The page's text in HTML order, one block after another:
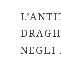
NEGLI